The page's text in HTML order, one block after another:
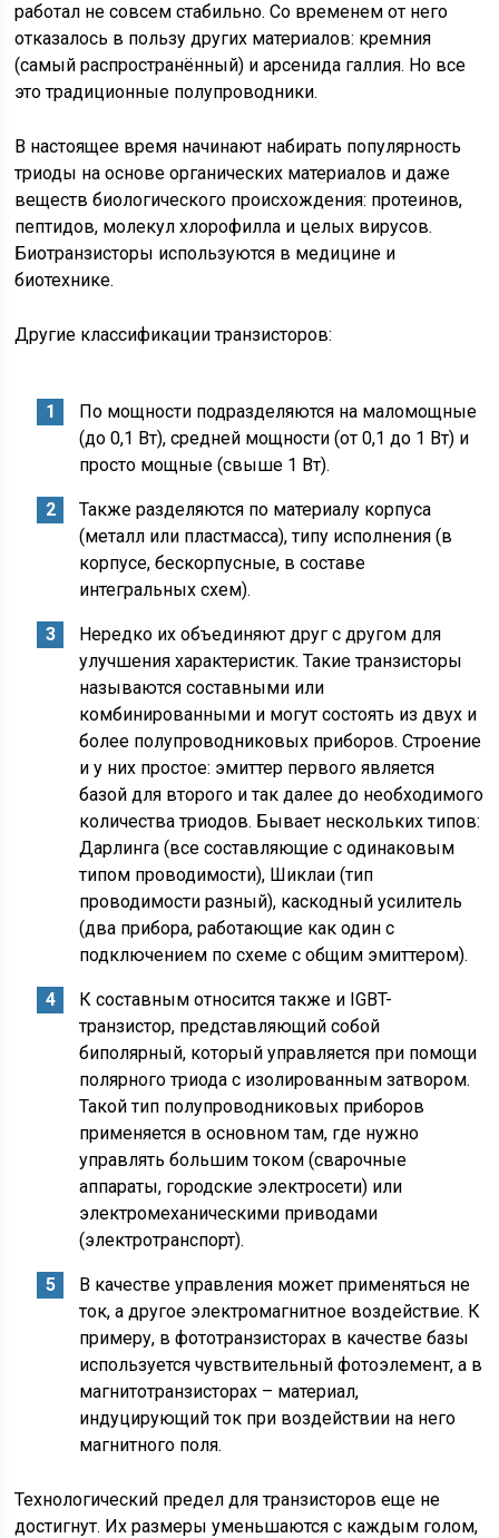
работал не совсем стабильно. Со временем от него
отказалось в пользу других материалов: кремния
(самый распространённый) и арсенида галлия. Но все
это традиционные полупроводники.
В настоящее время начинают набирать популярность
триоды на основе органических материалов и даже
веществ биологического происхождения: протеинов,
пептидов, молекул хлорофилла и целых вирусов.
Биотранзисторы используются в медицине и
биотехнике.
Другие классификации транзисторов:
По мощности подразделяются на маломощные
(до 0,1 Вт), средней мощности (от 0,1 до 1 Вт) и
просто мощные (свыше 1 Вт).
Также разделяются по материалу корпуса
(металл или пластмасса), типу исполнения (в
корпусе, бескорпусные, в составе
интегральных схем).
Нередко их объединяют друг с другом для
улучшения характеристик. Такие транзисторы
называются составными или
комбинированными и могут состоять из двух и
более полупроводниковых приборов. Строение
и у них простое: эмиттер первого является
базой для второго и так далее до необходимого
количества триодов. Бывает нескольких типов:
Дарлинга (все составляющие с одинаковым
типом проводимости), Шиклаи (тип
проводимости разный), каскодный усилитель
(два прибора, работающие как один с
подключением по схеме с общим эмиттером).
К составным относится также и IGBT-
транзистор, представляющий собой
биполярный, который управляется при помощи
полярного триода с изолированным затвором.
Такой тип полупроводниковых приборов
применяется в основном там, где нужно
управлять большим током (сварочные
аппараты, городские электросети) или
электромеханическими приводами
(электротранспорт).
В качестве управления может применяться не
ток, а другое электромагнитное воздействие. К
примеру, в фототранзисторах в качестве базы
используется чувствительный фотоэлемент, а в
магнитотранзисторах – материал,
индуцирующий ток при воздействии на него
магнитного поля.
Технологический предел для транзисторов еще не
достигнут. Их размеры уменьшаются с каждым голом,